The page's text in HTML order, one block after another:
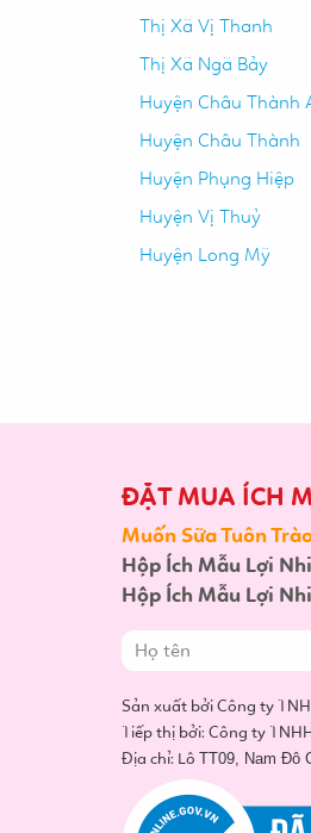
Thị Xã Vị Thanh
Thị Xã Ngã Bảy
Huyện Châu Thành
Huyện Châu Thành
Huyện Phụng Hiệp
Huyện Vị Thuỷ
Huyện Long Mỹ
ĐẶT MUA ÍCH
Muốn Sữa Tuôn
Hộp Ích Mẫu Lợi
Hộp Ích Mẫu Lợi
Sản xuất bởi Công ty
Tiếp thị bởi: Công ty
Địa chỉ: Lô TT09, Nam Đô